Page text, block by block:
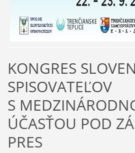
KONGRES
SPISOVATEĽOV
S
ÚČASŤOU POD
PRES